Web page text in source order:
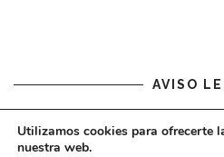
AVISO
Aviso legal
Utilizamos cookies para ofrecerte
nuestra web.